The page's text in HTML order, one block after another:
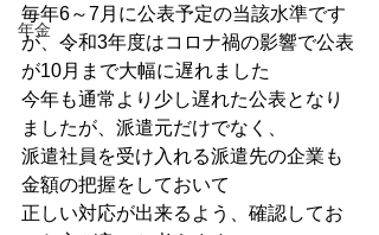
年金
毎年6～7月に公表予定の当該水準です
が、令和3年度はコロナ禍の影響で公表
が10月まで大幅に遅れました
今年も通常より少し遅れた公表となり
ましたが、派遣元だけでなく、
派遣社員を受け入れる派遣先の企業も
金額の把握をしておいて
正しい対応が出来るよう、確認してお